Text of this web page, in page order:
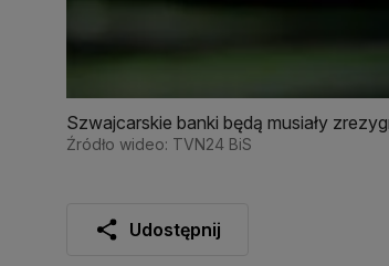
Szwajcarskie banki będą musiały
Źródło wideo: TVN24 BiS
Udostępnij